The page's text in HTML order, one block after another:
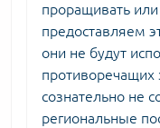
проращивать
предоставляем
они не будут
противоречащих
сознательно не
региональные